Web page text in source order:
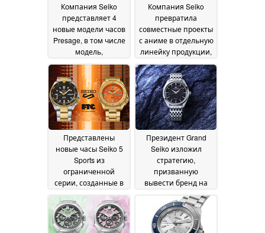
Компания Seiko
представляет 4
новые модели часов
Presage, в том числе
модель,
выпущенную
ограниченным
тиражом18 June 2026
Компания Seiko
превратила
совместные проекты
с аниме в отдельную
линейку продукции,
и новая коллекция,
посвящённая
«Стальному
алхимику», стала её
последней новинкой
18 June 2026
Представлены
новые часы Seiko 5
Sports из
ограниченной
серии, созданные в
рамках совместного
проекта,
отличающиеся
ярким дизайном16
Президент Grand
Seiko изложил
стратегию,
призванную
вывести бренд на
новый,
беспрецедентный
уровень11 June 2026